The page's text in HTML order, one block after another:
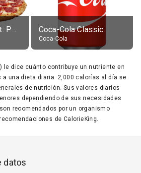
Hand Tossed Crust: Pepperoni Pizza (Large 14") Coca-Cola Classic
Coca-Cola
le dice cuánto contribuye un nutriente en
a una dieta diaria. 2,000 calorías al día se
de nutrición. Sus valores diarios
dependiendo de sus necesidades
recomendados por un organismo
de CalorieKing.
datos